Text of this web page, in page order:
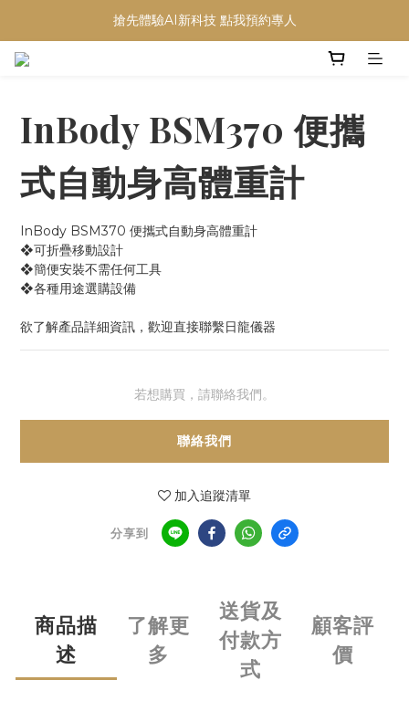
搶先體驗AI新科技 點我預約專人
InBody BSM370 便攜
式自動身高體重計
InBody BSM370 便攜式自動身高體重計
❖可折疊移動設計
❖簡便安裝不需任何工具
❖各種用途選購設備
欲了解產品詳細資訊，歡迎直接聯繫日龍儀器
若想購買，請聯絡我們。
聯絡我們
加入追蹤清單
分享到
商品描
述
了解更
多
送貨及
付款方
式
顧客評
價